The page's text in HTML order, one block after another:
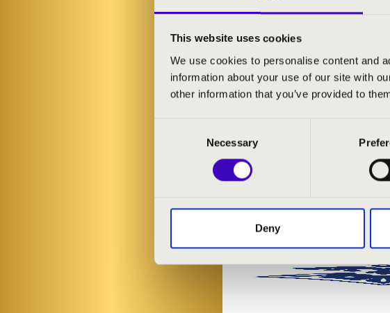
This website uses cookies
We use cookies to personalise content and
information about your use of our site with
other information that you’ve provided to
Necessary
Deny
Kéméndi Tamás- harmonika
Wéber Anita- ének